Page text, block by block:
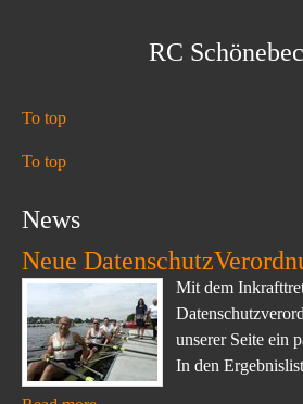
RC
To top
To top
News
Neue
Mit dem
unserer Seite ein
In den